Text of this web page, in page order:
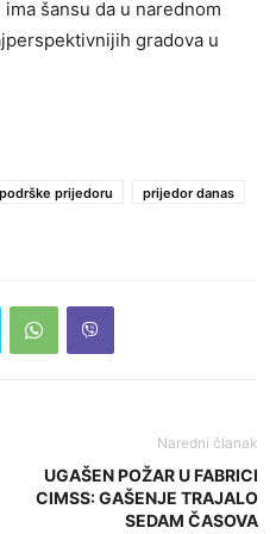
šansu da u narednom
gradova u
prijedoru
prijedor danas
Naredni članak
UGAŠEN POŽAR U FABRICI
CIMSS: GAŠENJE TRAJALO
SEDAM ČASOVA